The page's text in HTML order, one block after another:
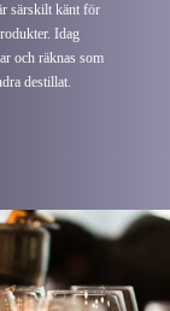
särskilt känt för
Idag
och räknas som
destillat.